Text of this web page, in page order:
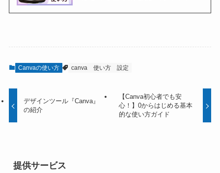
Canvaの使い方 canva 使い方 設定
デザインツール『Canva』
の紹介
【Canva初心者でも安
心！】0からはじめる基本
的な使い方ガイド
提供サービス